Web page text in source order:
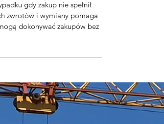
gdy zakup nie spełnił
zwrotów i wymiany pomaga
dokonywać zakupów bez
aby dodać więcej
Posiadanie jasnych